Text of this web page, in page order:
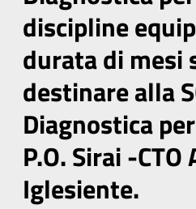
discipline
durata di mesi
destinare alla
Diagnostica
P.O. Sirai -
Iglesiente.